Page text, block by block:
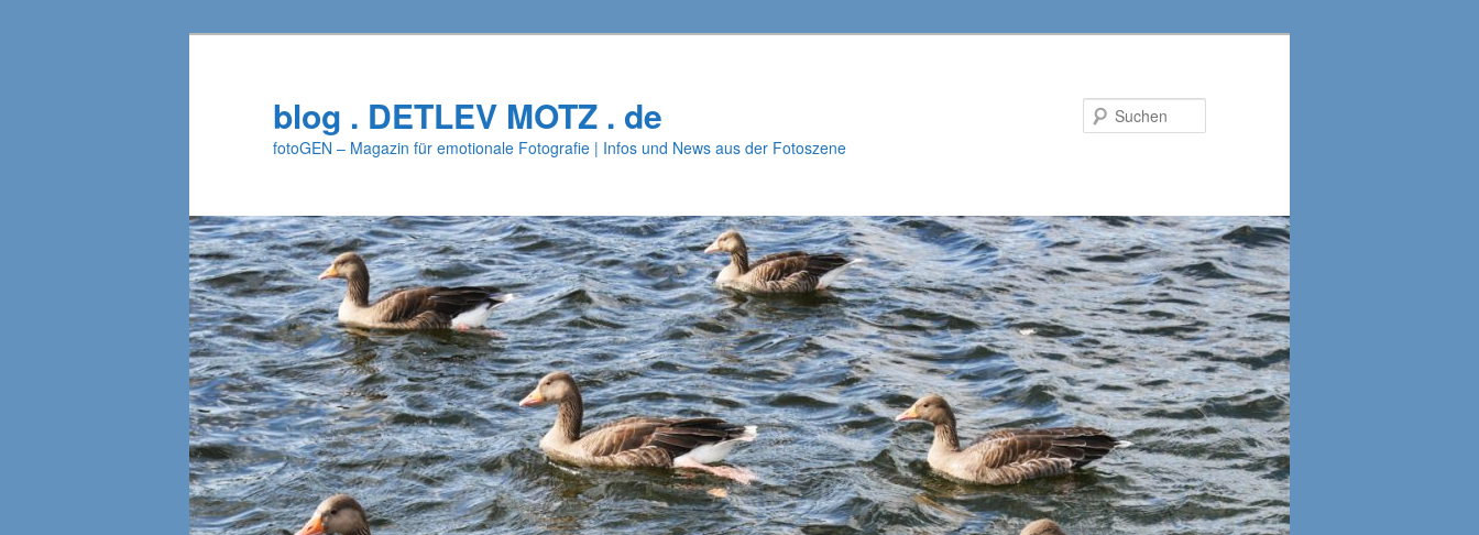
blog . DETLEV MOTZ . de
fotoGEN – Magazin für emotionale Fotografie | Infos und News aus der Fotoszene